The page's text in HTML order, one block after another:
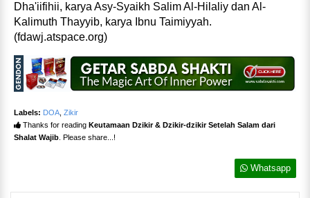
Dha'iifihii, karya Asy-Syaikh Salim Al-Hilaliy dan Al-
Kalimuth Thayyib, karya Ibnu Taimiyyah.
(fdawj.atspace.org)
Labels: DOA Zikir
Thanks for reading Keutamaan Dzikir & Dzikir-dzikir Setelah Salam dari
Shalat Wajib . Please share...!
Whatsapp